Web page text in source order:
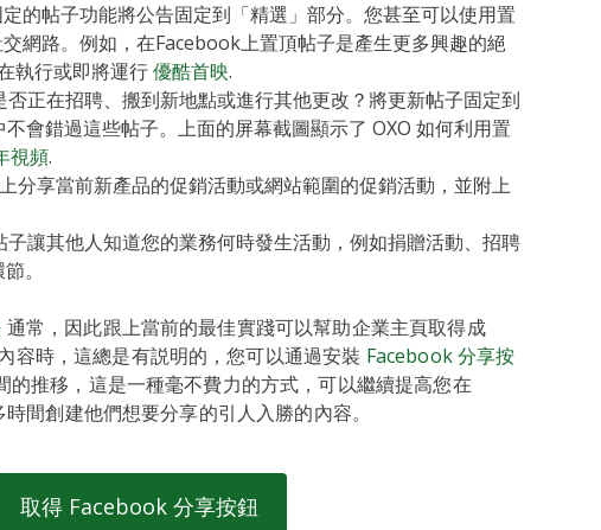
的帖子功能將公告固定到「精選」部分。您甚至可以使用置
網路。例如，在Facebook上置頂帖子是產生更多興趣的絕
執行或即將運行優酷首映.
否正在招聘、搬到新地點或進行其他更改？將更新帖子固定到
會錯過這些帖子。上面的屏幕截圖顯示了 OXO 如何利用置
視頻.
分享當前新產品的促銷活動或網站範圍的促銷活動，並附上
子讓其他人知道您的業務何時發生活動，例如捐贈活動、招聘
。
通常，因此跟上當前的最佳實踐可以幫助企業主頁取得成
容時，這總是有説明的，您可以通過安裝 Facebook 分享按
的推移，這是一種毫不費力的方式，可以繼續提高您在
間創建他們想要分享的引人入勝的內容。
取得 Facebook 分享按鈕